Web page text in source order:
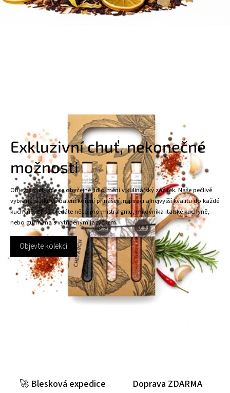
Exkluzivní chuť, nekonečné
možnosti
Objevte svět, kde se obyčejné jídlo mění v kulinářský zážitek. Naše pečlivě
vybraná dárková balení koření přinášejí inspiraci a nejvyšší kvalitu do každé
kuchyně, ať už hledáte něco pro mistra grilu, milovníka italské kuchyně,
nebo gurmána s vytříbeným jazýčkem.
Objevte kolekci
🚀 Blesková expedice Doprava ZDARMA